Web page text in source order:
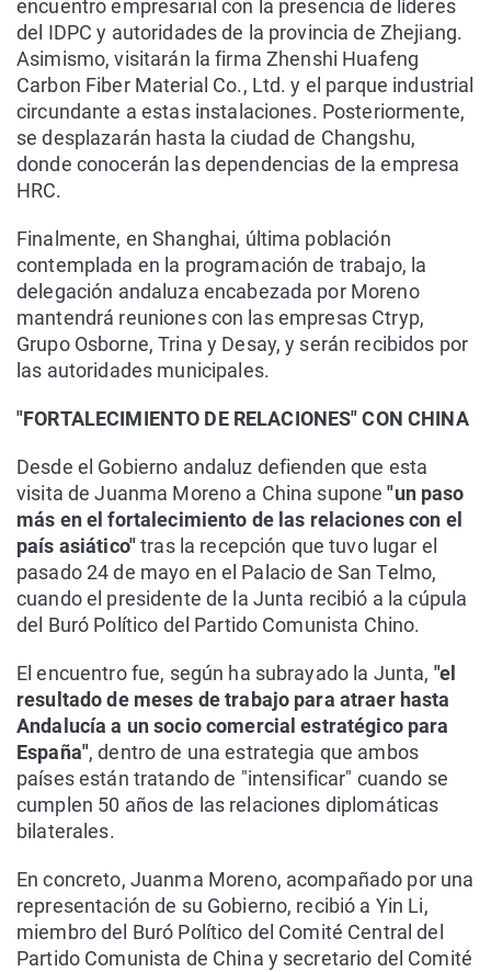
encuentro empresarial con la presencia de líderes
del IDPC y autoridades de la provincia de Zhejiang.
Asimismo, visitarán la firma Zhenshi Huafeng
Carbon Fiber Material Co., Ltd. y el parque industrial
circundante a estas instalaciones. Posteriormente,
se desplazarán hasta la ciudad de Changshu,
donde conocerán las dependencias de la empresa
HRC.
Finalmente, en Shanghai, última población
contemplada en la programación de trabajo, la
delegación andaluza encabezada por Moreno
mantendrá reuniones con las empresas Ctryp,
Grupo Osborne, Trina y Desay, y serán recibidos por
las autoridades municipales.
"FORTALECIMIENTO DE RELACIONES" CON CHINA
Desde el Gobierno andaluz defienden que esta
visita de Juanma Moreno a China supone"un paso
más en el fortalecimiento de las relaciones con el
país asiático"tras la recepción que tuvo lugar el
pasado 24 de mayo en el Palacio de San Telmo,
cuando el presidente de la Junta recibió a la cúpula
del Buró Político del Partido Comunista Chino.
El encuentro fue, según ha subrayado la Junta, "el
resultado de meses de trabajo para atraer hasta
Andalucía a un socio comercial estratégico para
España", dentro de una estrategia que ambos
países están tratando de "intensificar" cuando se
cumplen 50 años de las relaciones diplomáticas
bilaterales.
En concreto, Juanma Moreno, acompañado por una
representación de su Gobierno, recibió a Yin Li,
miembro del Buró Político del Comité Central del
Partido Comunista de China y secretario del Comité